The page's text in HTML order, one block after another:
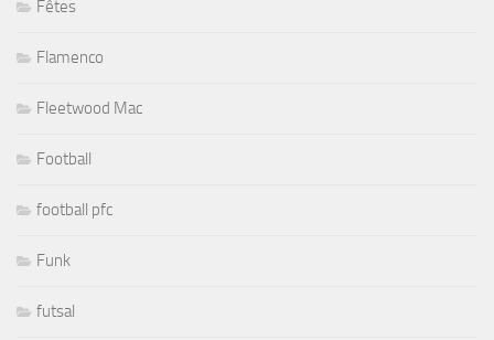
Fêtes
Flamenco
Fleetwood Mac
Football
football pfc
Funk
futsal